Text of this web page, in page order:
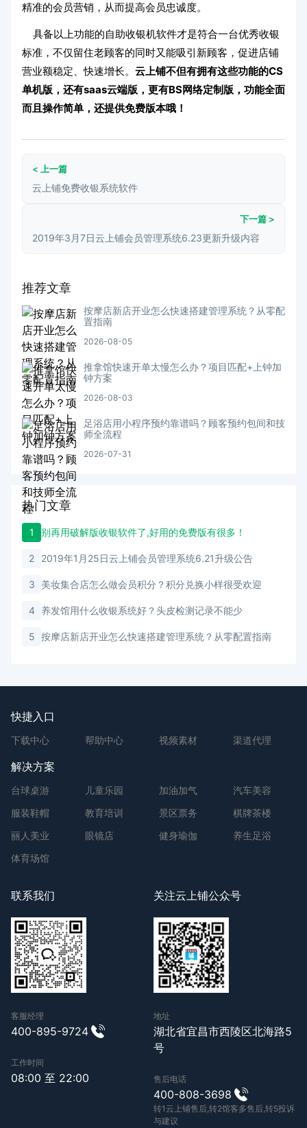
精准的会员营销，从而提高会员忠诚度。
具备以上功能的自助收银机软件才是符合一台优秀收银
标准，不仅留住老顾客的同时又能吸引新顾客，促进店铺
营业额稳定、快速增长。 云上铺不但有拥有这些功能的CS
单机版，还有saas云端版，更有BS网络定制版，功能全面
而且操作简单，还提供免费版本哦！
< 上一篇
云上铺免费收银系统软件
下一篇 >
2019年3月7日云上铺会员管理系统6.23更新升级内容
推荐文章
按摩店新店开业怎么快速搭建管理系统？从零配
置指南
2026-08-05
推拿馆快速开单太慢怎么办？项目匹配+上钟加
钟方案
2026-08-03
足浴店用小程序预约靠谱吗？顾客预约包间和技
师全流程
2026-07-31
热门文章
1 别再用破解版收银软件了,好用的免费版有很多！
2 2019年1月25日云上铺会员管理系统6.21升级公告
3 美妆集合店怎么做会员积分？积分兑换小样很受欢迎
4 养发馆用什么收银系统好？头皮检测记录不能少
5 按摩店新店开业怎么快速搭建管理系统？从零配置指南
快捷入口
下载中心 帮助中心 视频素材 渠道代理
解决方案
台球桌游 儿童乐园 加油加气
汽车美容
服装鞋帽
教育培训 景区票务
棋牌茶楼
丽人美业
眼镜店 健身瑜伽
养生足浴
体育场馆
联系我们
客服经理
400-895-9724
工作时间
08:00 至 22:00
关注云上铺公众号
地址
湖北省宜昌市西陵区北海路5
号
售后电话
400-808-3698
转1云上铺售后,转2馆客多售后,转5投诉
与建议